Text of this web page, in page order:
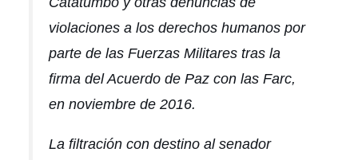
violaciones a los derechos humanos por
parte de las Fuerzas Militares tras la
firma del Acuerdo de Paz con las Farc,
en noviembre de 2016.
La filtración con destino al senador